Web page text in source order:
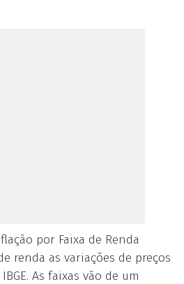
por Faixa de Renda
renda as variações de preços
As faixas vão de um